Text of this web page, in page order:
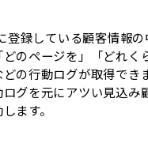
録している顧客情報の
どのページを」「どれく
の行動ログが取得でき
ログを元にアツい見込み
ます。